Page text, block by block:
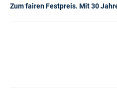
Zum fairen Festpreis. Mit 30